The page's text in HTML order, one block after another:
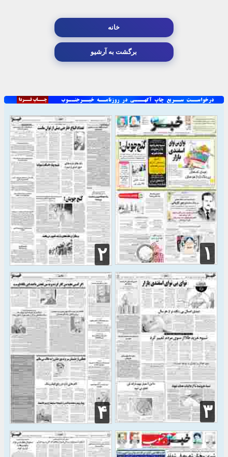
خانه
برگشت به آرشیو
۱ ۲
۳ ۴